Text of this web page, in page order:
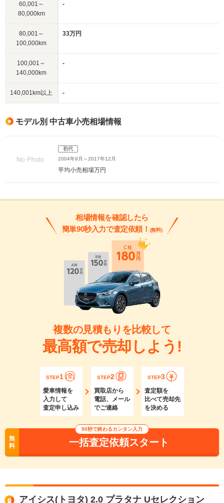
60,001～
80,000km
-
80,001～
100,000km
33万円
100,001～
140,000km
-
140,001km以上 -
モデル別 中古車小売相場情報
初代
2004年9月～2017年12月
平均小売相場万円
相場情報を確認したら
簡単90秒入力で査定依頼！ (無料)
複数の見積もりを比較して
最高額で売却しよう!
STEP1
愛車情報を
入力して
査定申し込み
STEP2
買取店から
電話、メール
でご連絡
STEP3
査定額を
比べて売却先
を決める
無
料
90秒で終わるカンタン入力
一括査定依頼スタート
アイシス(トヨタ) 2.0 プラタナ Uセレクション